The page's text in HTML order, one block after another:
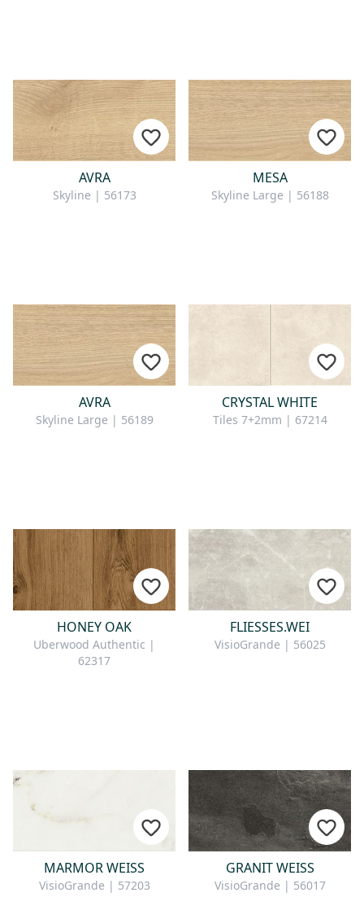
AVRA
Skyline | 56173
MESA
Skyline Large | 56188
AVRA
Skyline Large | 56189
CRYSTAL WHITE
Tiles 7+2mm | 67214
HONEY OAK
Uberwood Authentic |
62317
FLIESSES.WEI
VisioGrande | 56025
MARMOR WEISS
VisioGrande | 57203
GRANIT WEISS
VisioGrande | 56017